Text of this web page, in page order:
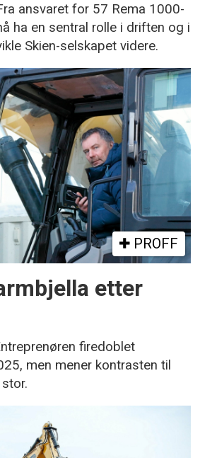
ansvaret for 57 Rema 1000-
ha en sentral rolle i driften og i
Skien-selskapet videre.
PROFF
etter
firedoblet
men mener kontrasten til